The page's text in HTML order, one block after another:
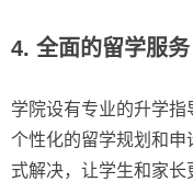
4. 全面的留学服务
学院设有专业的升学
个性化的留学规划和申
式解决，让学生和家长